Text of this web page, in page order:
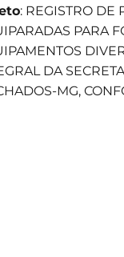
: REGISTRO DE
PARA
DA
MG,